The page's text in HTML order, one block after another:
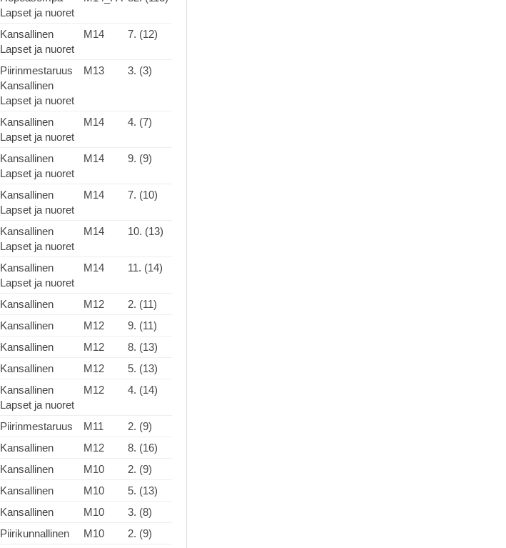
Lapset ja nuoret
Kansallinen
Lapset ja nuoret
M14 7. (12)
Piirinmestaruus
Kansallinen
Lapset ja nuoret
M13 3. (3)
Kansallinen
Lapset ja nuoret
M14 4. (7)
Kansallinen
Lapset ja nuoret
M14 9. (9)
Kansallinen
Lapset ja nuoret
M14 7. (10)
Kansallinen
Lapset ja nuoret
M14 10. (13)
Kansallinen
Lapset ja nuoret
M14 11. (14)
Kansallinen M12
2. (11)
Kansallinen M12
9. (11)
Kansallinen M12
8. (13)
Kansallinen M12
5. (13)
Kansallinen
Lapset ja nuoret
M12 4. (14)
Piirinmestaruus M11
2. (9)
Kansallinen M12
8. (16)
Kansallinen M10
2. (9)
Kansallinen M10
5. (13)
Kansallinen M10
3. (8)
Piirikunnallinen M10
2. (9)